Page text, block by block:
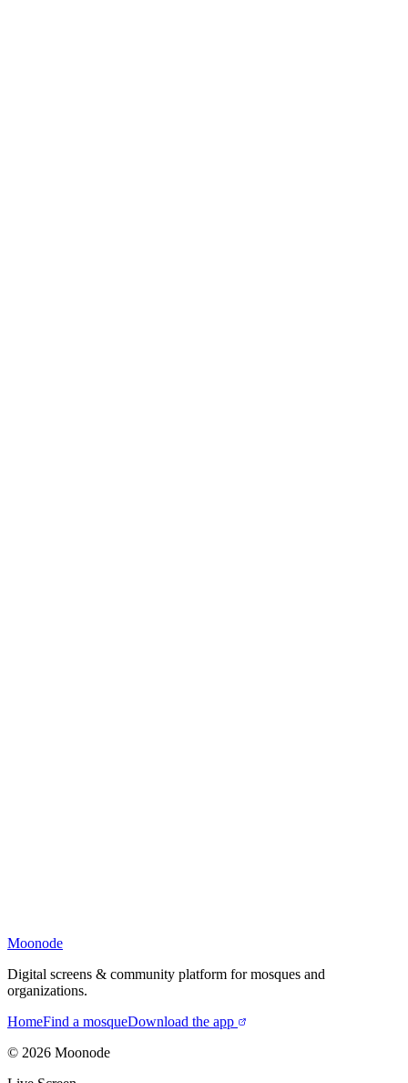
Moonode
Digital screens & community platform for mosques and
organizations.
HomeFind a mosqueDownload the app
© 2026 Moonode